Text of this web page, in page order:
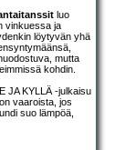
luo
vinkuessa ja
löytyvän yhä
mutta
kohdin.
JA KYLLÄ -julkaisu
vaaroista, jos
suo lämpöä,